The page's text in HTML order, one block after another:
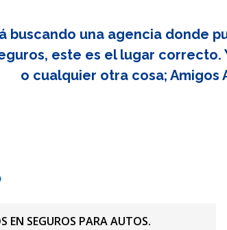
buscando una agencia donde
este es el lugar correcto.
o cualquier otra cosa; Amigos
EN SEGUROS PARA AUTOS.